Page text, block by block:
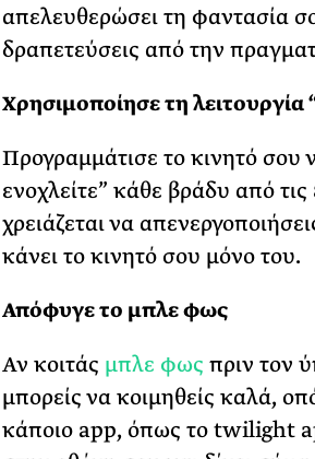
απελευθερώσει τη φαντασία
δραπετεύσεις από την
Χρησιμοποίησε τη λειτουργία
Προγραμμάτισε το κινητό σου
ενοχλείτε” κάθε βράδυ από
χρειάζεται να
κάνει το κινητό σου μόνο του.
Απόφυγε το μπλε φως
Αν κοιτάς μπλε φως πριν τον
μπορείς να κοιμηθείς καλά,
κάποιο app, όπως το twilight